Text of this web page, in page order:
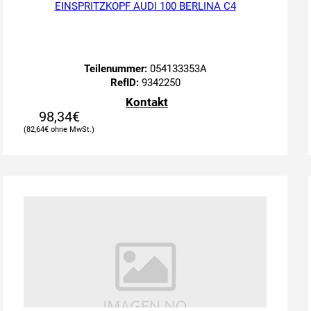
EINSPRITZKOPF AUDI 100 BERLINA C4
Teilenummer:054133353A
RefID:9342250
Kontakt
98,34€
82,64€